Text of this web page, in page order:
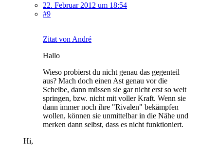
22. Februar 2012 um 18:54
#9
Zitat von André
Hallo
Wieso probierst du nicht genau das gegenteil
aus? Mach doch einen Ast genau vor die
Scheibe, dann müssen sie gar nicht erst so weit
springen, bzw. nicht mit voller Kraft. Wenn sie
dann immer noch ihre "Rivalen" bekämpfen
wollen, können sie unmittelbar in die Nähe und
merken dann selbst, dass es nicht funktioniert.
Hi,